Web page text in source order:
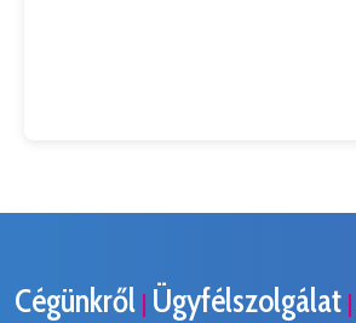
Cégünkről | Ügyfélszolgálat |